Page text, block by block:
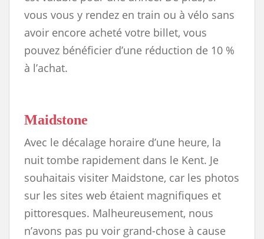
vous vous y rendez en train ou à vélo sans
avoir encore acheté votre billet, vous
pouvez bénéficier d’une réduction de 10 %
à l’achat.
Maidstone
Avec le décalage horaire d’une heure, la
nuit tombe rapidement dans le Kent. Je
souhaitais visiter Maidstone, car les photos
sur les sites web étaient magnifiques et
pittoresques. Malheureusement, nous
n’avons pas pu voir grand-chose à cause